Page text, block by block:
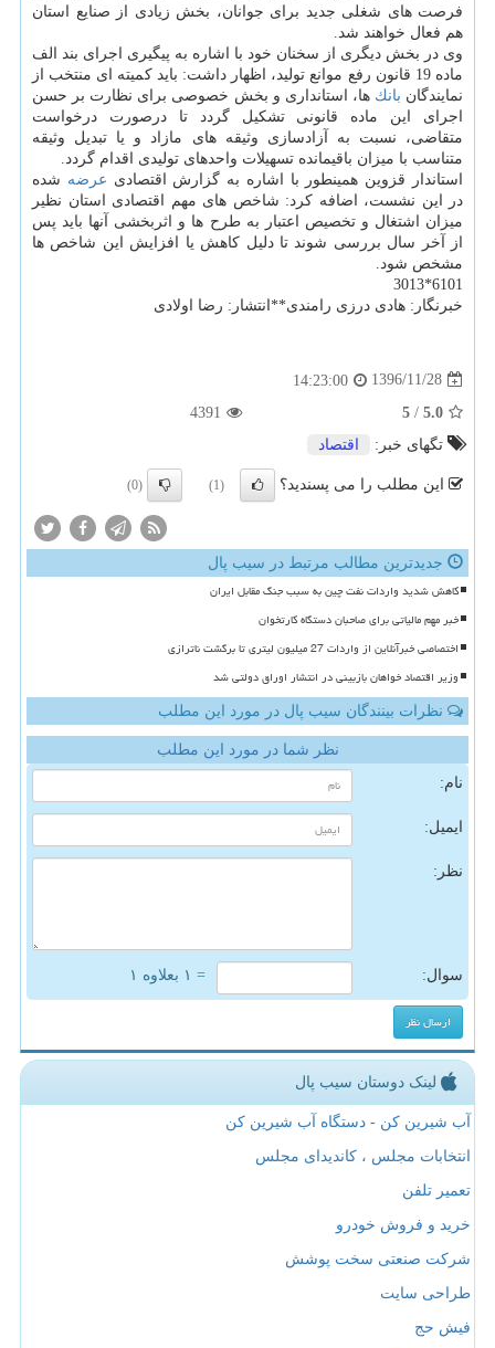
فرصت های شغلی جدید برای جوانان، بخش زیادی از صنایع استان
هم فعال خواهند شد.
وی در بخش دیگری از سخنان خود با اشاره به پیگیری اجرای بند الف
ماده 19 قانون رفع موانع تولید، اظهار داشت: باید كمیته ای منتخب از
نمایندگان بانك ها، استانداری و بخش خصوصی برای نظارت بر حسن
اجرای این ماده قانونی تشكیل گردد تا درصورت درخواست
متقاضی، نسبت به آزادسازی وثیقه های مازاد و یا تبدیل وثیقه
متناسب با میزان باقیمانده تسهیلات واحدهای تولیدی اقدام گردد.
استاندار قزوین همینطور با اشاره به گزارش اقتصادی عرضه شده
در این نشست، اضافه كرد: شاخص های مهم اقتصادی استان نظیر
میزان اشتغال و تخصیص اعتبار به طرح ها و اثربخشی آنها باید پس
از آخر سال بررسی شوند تا دلیل كاهش یا افزایش این شاخص ها
مشخص شود.
6101*3013
خبرنگار: هادی درزی رامندی**انتشار: رضا اولادی
1396/11/28
14:23:00
5.0
/
5
4391
تگهای خبر:
اقتصاد
این مطلب را می پسندید؟ (1)
(0)
جدیدترین مطالب مرتبط در سیب پال
کاهش شدید واردات نفت چین به سبب جنگ مقابل ایران
خبر مهم مالیاتی برای صاحبان دستگاه کارتخوان
اختصاصی خبرآنلاین از واردات 27 میلیون لیتری تا برگشت ناترازی
وزیر اقتصاد خواهان بازبینی در انتشار اوراق دولتی شد
نظرات بینندگان سیب پال در مورد این مطلب
نظر شما در مورد این مطلب
نام:
ایمیل:
نظر:
سوال: = ۱ بعلاوه ۱
لینک دوستان سیب پال
آب شیرین کن - دستگاه آب شیرین کن
انتخابات مجلس ، کاندیدای مجلس
تعمیر تلفن
خرید و فروش خودرو
شرکت صنعتی سخت پوشش
طراحی سایت
فیش حج